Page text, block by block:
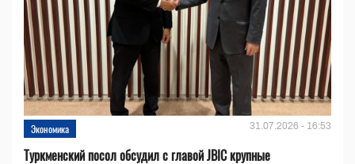
Экономика 31.07.2026 - 16:53
Туркменский посол обсудил с главой JBIC крупные